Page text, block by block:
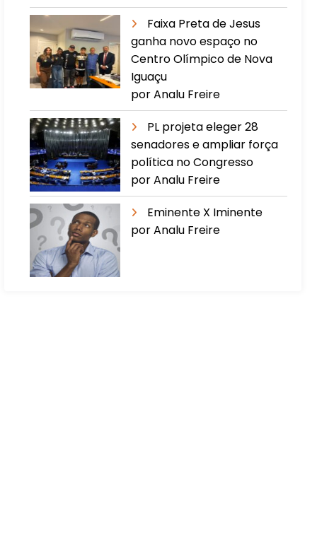
Faixa Preta de Jesus
ganha novo espaço no
Centro Olímpico de Nova
Iguaçu
por Analu Freire
PL projeta eleger 28
senadores e ampliar força
política no Congresso
por Analu Freire
Eminente X Iminente
por Analu Freire